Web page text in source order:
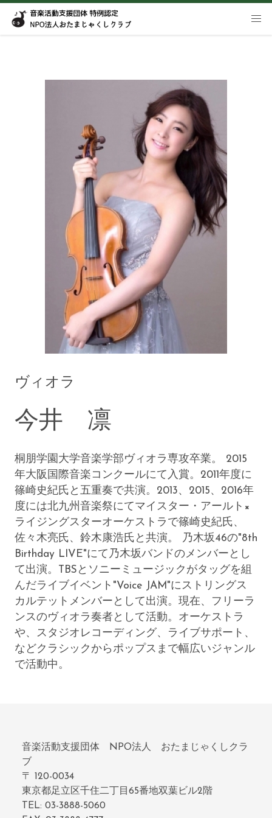
ヴィオラ
今井 凛
桐朋学園大学音楽学部ヴィオラ専攻卒業。 2015
年大阪国際音楽コンクールにて入賞。2011年度に
篠崎史紀氏と五重奏で共演。2013、2015、2016年
度には北九州音楽祭にてマイスター・アールト×
ライジングスターオーケストラで篠崎史紀氏、
佐々木亮氏、鈴木康浩氏と共演。 乃木坂46の"8th
Birthday LIVE"にて乃木坂バンドのメンバーとし
て出演。TBSとソニーミュージックがタッグを組
んだライブイベント"Voice JAM"にストリングス
カルテットメンバーとして出演。現在、フリーラ
ンスのヴィオラ奏者として活動。オーケストラ
や、スタジオレコーディング、ライブサポート、
などクラシックからポップスまで幅広いジャンル
で活動中。
音楽活動支援団体 NPO法人 おたまじゃくしクラ
ブ
〒 120-0034
東京都足立区千住二丁目65番地双葉ビル2階
TEL: 03-3888-5060